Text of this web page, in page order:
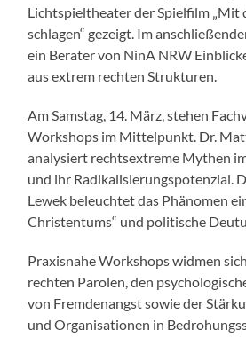
Lichtspieltheater der Spielfilm „Mit
schlagen“ gezeigt. Im
ein Berater von NinA NRW
aus extrem rechten Strukturen.
Am Samstag, 14. März, stehen
Workshops im Mittelpunkt. Dr.
analysiert rechtsextreme Mythen
und ihr Radikalisierungspotenzial.
Lewek beleuchtet das Phänomen
Christentums“ und politische
Praxisnahe Workshops widmen
rechten Parolen, den
von Fremdenangst sowie der
und Organisationen in